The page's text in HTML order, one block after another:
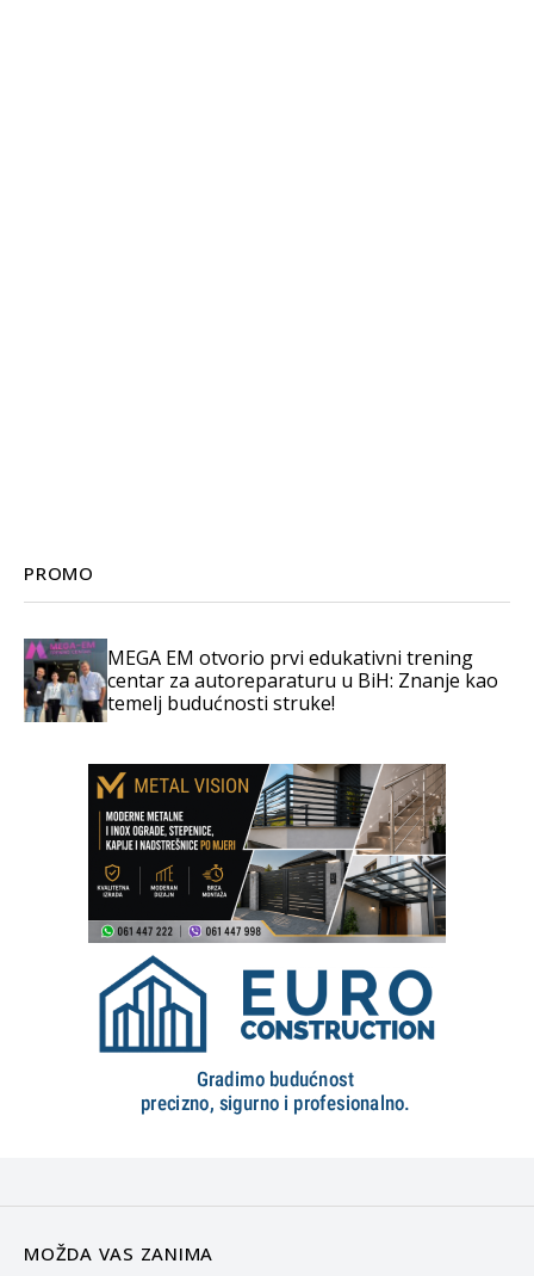
PROMO
MEGA EM otvorio prvi edukativni trening
centar za autoreparaturu u BiH: Znanje kao
temelj budućnosti struke!
MOŽDA VAS ZANIMA